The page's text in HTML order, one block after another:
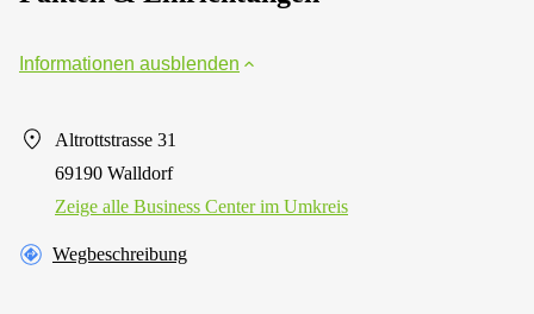
Informationen ausblenden
Altrottstrasse 31
69190 Walldorf
Zeige alle Business Center im Umkreis
Wegbeschreibung